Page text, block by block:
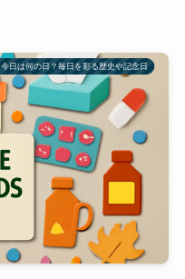
今日は何の日？毎日を彩る歴史や記念日